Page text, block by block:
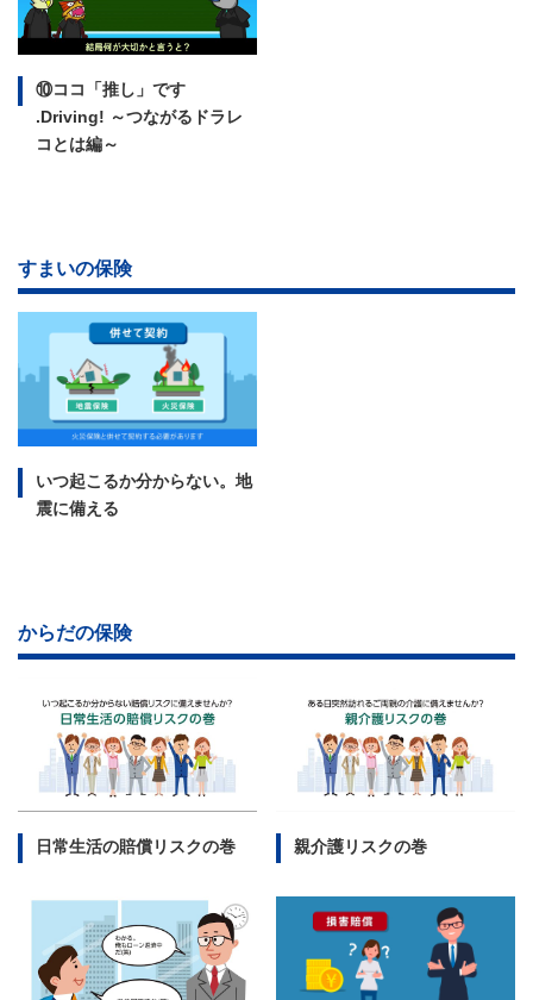
⑩ココ「推し」です
.Driving! ～つながるドラレ
コとは編～
すまいの保険
いつ起こるか分からない。 地
震に備える
からだの保険
日常生活の賠償リスクの巻 親介護リスクの巻